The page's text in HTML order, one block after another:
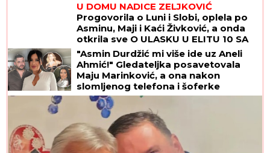
U DOMU NADICE ZELJKOVIĆ
Progovorila o Luni i Slobi, oplela po
Asminu, Maji i Kaći Živković, a onda
otkrila sve O ULASKU U ELITU 10 SA
KIJOM: "Dečko joj je sportista"
(VIDEO)
"Asmin Durdžić mi više ide uz Aneli
Ahmić!" Gledateljka posavetovala
Maju Marinković, a ona nakon
slomljenog telefona i šoferke
poručila: "Super se slažemo!"